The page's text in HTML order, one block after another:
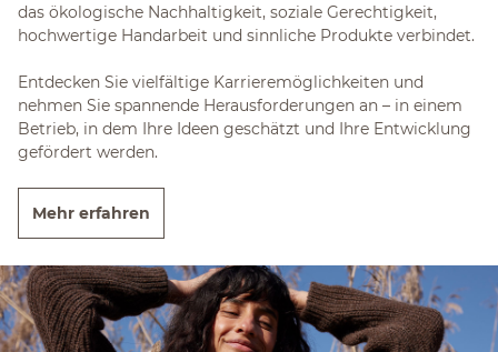
das ökologische Nachhaltigkeit, soziale Gerechtigkeit,
hochwertige Handarbeit und sinnliche Produkte verbindet.
Entdecken Sie vielfältige Karrieremöglichkeiten und
nehmen Sie spannende Herausforderungen an – in einem
Betrieb, in dem Ihre Ideen geschätzt und Ihre Entwicklung
gefördert werden.
Mehr erfahren